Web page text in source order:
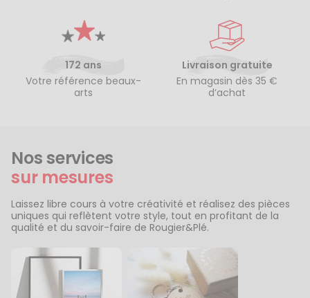
172 ans
Votre référence beaux-
arts
Livraison gratuite
En magasin dès 35 €
d’achat
Nos services
sur mesures
Laissez libre cours à votre créativité et réalisez des pièces
uniques qui reflètent votre style, tout en profitant de la
qualité et du savoir-faire de Rougier&Plé.